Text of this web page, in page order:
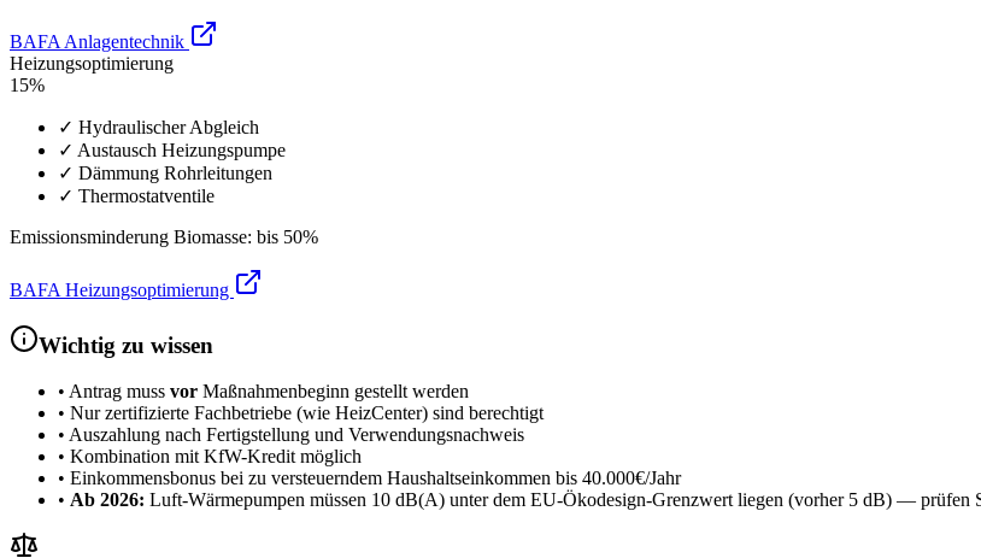
BAFA Anlagentechnik
Heizungsoptimierung
15%
✓ Hydraulischer Abgleich
✓ Austausch Heizungspumpe
✓ Dämmung Rohrleitungen
✓ Thermostatventile
Emissionsminderung Biomasse: bis 50%
BAFA Heizungsoptimierung
Wichtig zu wissen
• Antrag muss vor Maßnahmenbeginn gestellt werden
• Nur zertifizierte Fachbetriebe (wie HeizCenter) sind berechtigt
• Auszahlung nach Fertigstellung und Verwendungsnachweis
• Kombination mit KfW-Kredit möglich
• Einkommensbonus bei zu versteuerndem Haushaltseinkommen bis 40.000€/Jahr
• Ab 2026: Luft-Wärmepumpen müssen 10 dB(A) unter dem EU-Ökodesign-Grenzwert liegen (vorher 5 dB) — prüfen